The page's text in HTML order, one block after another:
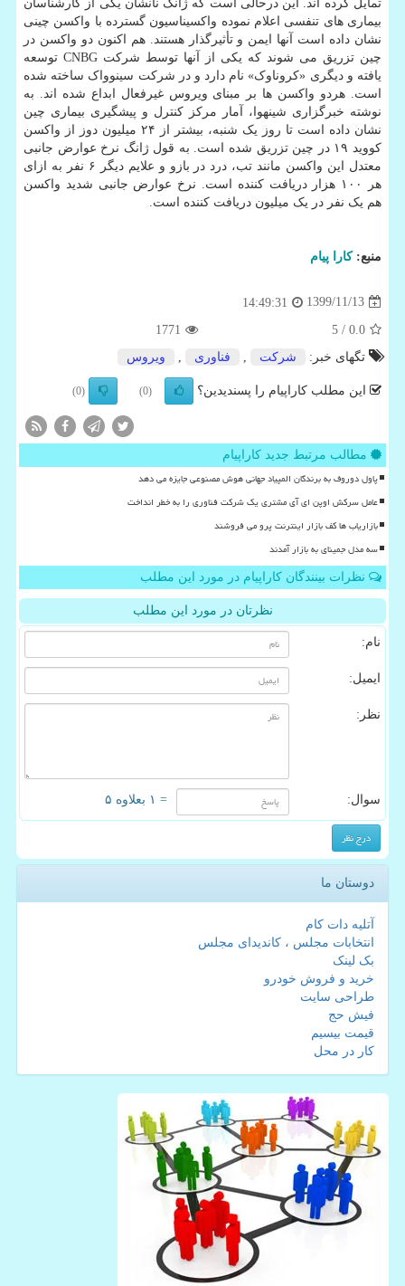
تمایل کرده اند. این درحالی است که ژانگ نانشان یکی از کارشناسان
بیماری های تنفسی اعلام نموده واکسیناسیون گسترده با واکسن چینی
نشان داده است آنها ایمن و تأثیرگذار هستند. هم اکنون دو واکسن در
چین تزریق می شوند که یکی از آنها توسط شرکت CNBG توسعه
یافته و دیگری «کروناوک» نام دارد و در شرکت سینوواک ساخته شده
است. هردو واکسن ها بر مبنای ویروس غیرفعال ابداع شده اند. به
نوشته خبرگزاری شینهوا، آمار مرکز کنترل و پیشگیری بیماری چین
نشان داده است تا روز یک شنبه، بیشتر از ۲۴ میلیون دوز از واکسن
کووید ۱۹ در چین تزریق شده است. به قول ژانگ نرخ عوارض جانبی
معتدل این واکسن مانند تب، درد در بازو و علایم دیگر ۶ نفر به ازای
هر ۱۰۰ هزار دریافت کننده است. نرخ عوارض جانبی شدید واکسن
هم یک نفر در یک میلیون دریافت کننده است.
منبع:كارا پیام
1399/11/13
14:49:31
0.0
/ 5
1771
تگهای خبر:
شركت فناوری ویروس
این مطلب کاراپیام را پسندیدین؟ (0)
(0)
مطالب مرتبط جدید کاراپیام
پاول دوروف به برندگان المپیاد جهانی هوش مصنوعی جایزه می دهد
عامل سرکش اوپن ای آی مشتری یک شرکت فناوری را به خطر انداخت
بازاریاب ها کف بازار اینترنت پرو می فروشند
سه مدل جمینای به بازار آمدند
نظرات بینندگان کاراپیام در مورد این مطلب
نظرتان در مورد این مطلب
نام:
ایمیل:
نظر:
سوال: = ۱ بعلاوه ۵
دوستان ما
آتلیه دات کام
انتخابات مجلس ، کاندیدای مجلس
بک لینک
خرید و فروش خودرو
طراحی سایت
فیش حج
قیمت بیسیم
کار در محل